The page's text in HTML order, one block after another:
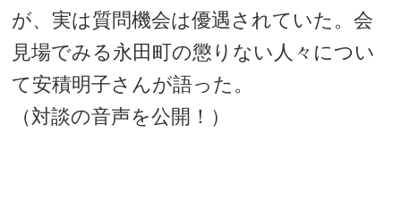
が、実は質問機会は優遇されていた。会
見場でみる永田町の懲りない人々につい
て安積明子さんが語った。
（対談の音声を公開！）